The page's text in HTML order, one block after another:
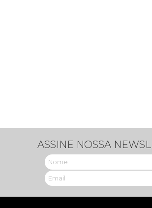
ASSINE NOSSA